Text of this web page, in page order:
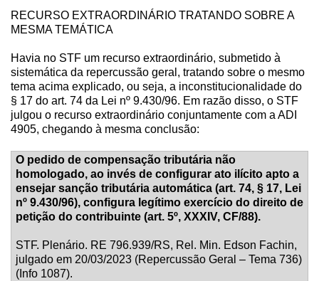
RECURSO EXTRAORDINÁRIO TRATANDO SOBRE A
MESMA TEMÁTICA
Havia no STF um recurso extraordinário, submetido à
sistemática da repercussão geral, tratando sobre o mesmo
tema acima explicado, ou seja, a inconstitucionalidade do
§ 17 do art. 74 da Lei nº 9.430/96. Em razão disso, o STF
julgou o recurso extraordinário conjuntamente com a ADI
4905, chegando à mesma conclusão:
O pedido de compensação tributária não
homologado, ao invés de configurar ato ilícito apto a
ensejar sanção tributária automática (art. 74, § 17, Lei
nº 9.430/96), configura legítimo exercício do direito de
petição do contribuinte (art. 5º, XXXIV, CF/88).
STF. Plenário. RE 796.939/RS, Rel. Min. Edson Fachin,
julgado em 20/03/2023 (Repercussão Geral – Tema 736)
(Info 1087).